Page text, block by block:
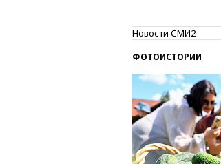
Новости СМИ2
ФОТОИСТОРИИ